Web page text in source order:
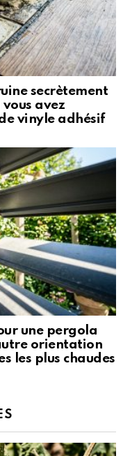
secrètement
avez
vinyle adhésif
une pergola
orientation
les plus chaudes